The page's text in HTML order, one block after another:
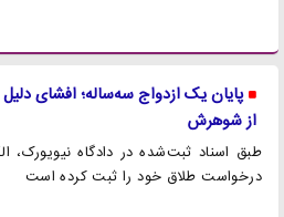
پایان یک ازدواج سه‌ساله؛ افشای دلیل
از شوهرش
طبق اسناد ثبت‌شده در دادگاه نیویورک،
درخواست طلاق خود را ثبت کرده است